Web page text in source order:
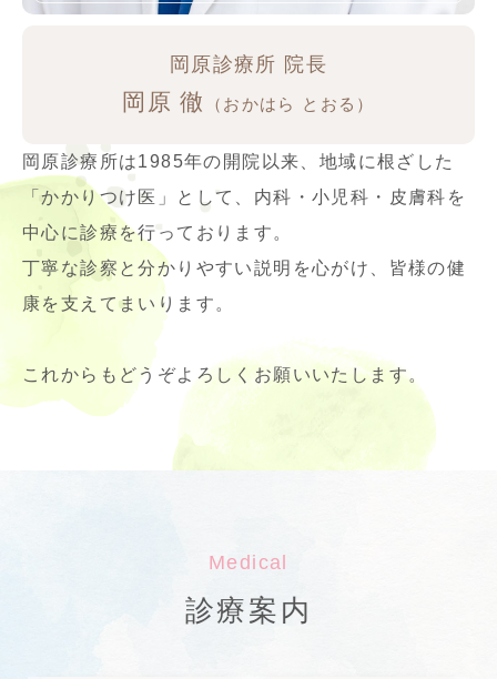
岡原診療所は1985年の開院以来、地域に根ざした
「かかりつけ医」として、内科・小児科・皮膚科を
中心に診療を行っております。
丁寧な診察と分かりやすい説明を心がけ、皆様の健
康を支えてまいります。
これからもどうぞよろしくお願いいたします。
岡原診療所 院長
岡原 徹 （おかはら とおる）
Medical
診療案内